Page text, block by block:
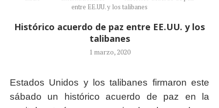
entre EE.UU. y los talibanes
Histórico acuerdo de paz entre EE.UU. y los
talibanes
1 marzo, 2020
Estados Unidos y los talibanes firmaron este
sábado un histórico acuerdo de paz en la